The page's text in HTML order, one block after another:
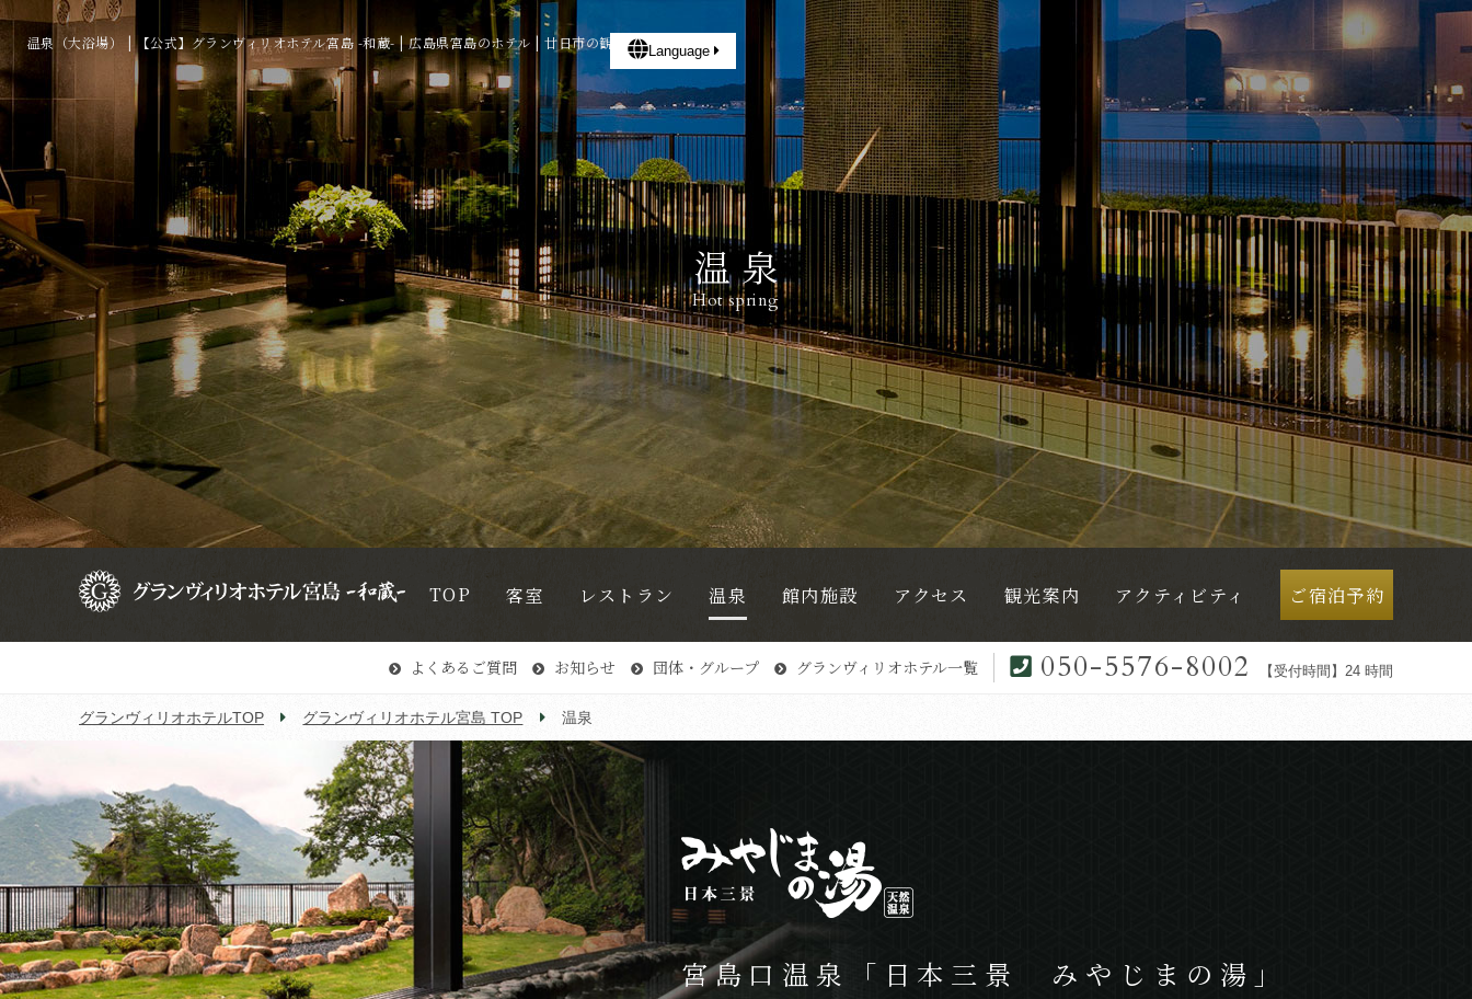
温泉（大浴場） | 【公式】グランヴィリオホテル宮島 -和蔵- | 広島県宮島のホテル | 廿日市の観光・旅行・宿泊
温泉
Hot spring
Language
TOP 客室 レストラン 温泉 館内施設 アクセス 観光案内 アクティビティ ご宿泊予約
よくあるご質問 お知らせ 団体・グループ グランヴィリオホテル一覧 050-5576-8002 【受付時間】24 時間
グランヴィリオホテルTOP グランヴィリオホテル宮島 TOP 温泉
宮島口温泉「日本三景 みやじまの湯」